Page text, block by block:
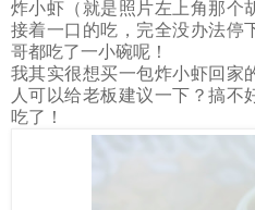
炸小虾（就是照片左上角那个
接着一口的吃，完全没办法停
哥都吃了一小碗呢！
我其实很想买一包炸小虾回家
人可以给老板建议一下？搞不
吃了！